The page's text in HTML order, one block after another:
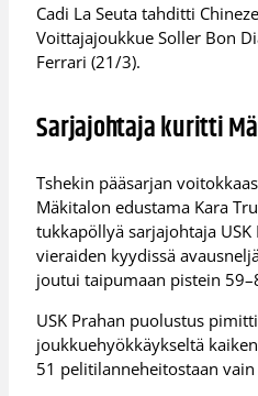
Cadi La Seuta tahditti
Voittajajoukkue Soller Bon
Ferrari (21/3).
Sarjajohtaja kuritti
Tshekin pääsarjan
Mäkitalon edustama Kara
tukkapöllyä sarjajohtaja
vieraiden kyydissä
joutui taipumaan pistein
USK Prahan puolustus
joukkuehyökkäykseltä
51 pelitilanneheitostaan vain